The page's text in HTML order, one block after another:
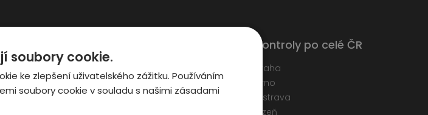
auta
Kontakt
O nás
Kontroly po celé ČR
Praha
Brno
Ostrava
Plzeň
soubory cookie.
ke zlepšení uživatelského zážitku. Používáním
soubory cookie v souladu s našimi zásadami